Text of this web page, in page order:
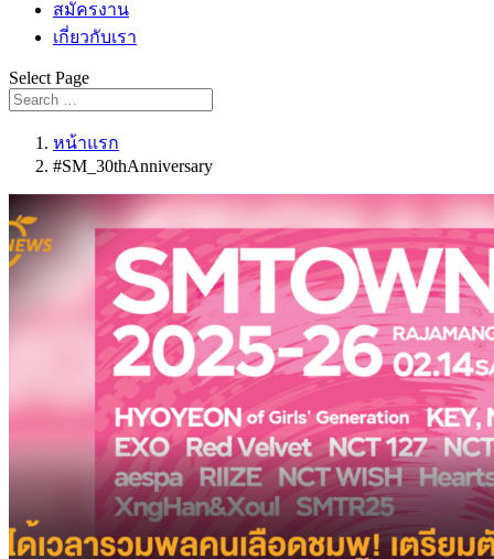
สมัครงาน
เกี่ยวกับเรา
Select Page
หน้าแรก
#SM_30thAnniversary